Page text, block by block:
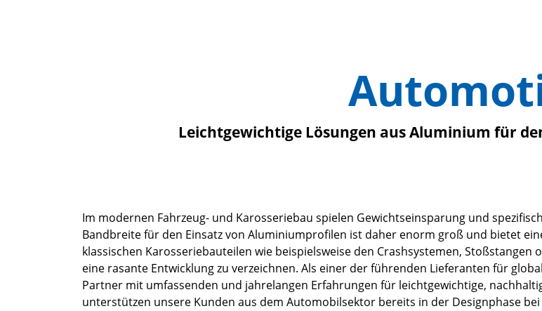
Leichtgewichtige Lösungen aus Aluminium für
Im modernen Fahrzeug- und Karosseriebau spielen Gewichtseinsparung und
Bandbreite für den Einsatz von Aluminiumprofilen ist daher enorm groß und bietet
klassischen Karosseriebauteilen wie beispielsweise den Crashsystemen,
eine rasante Entwicklung zu verzeichnen. Als einer der führenden Lieferanten für
Partner mit umfassenden und jahrelangen Erfahrungen für leichtgewichtige,
unterstützen unsere Kunden aus dem Automobilsektor bereits in der Designphase